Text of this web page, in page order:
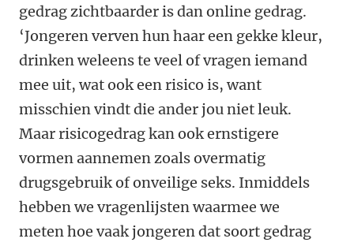
gedrag zichtbaarder is dan online gedrag.
‘Jongeren verven hun haar een gekke kleur,
drinken weleens te veel of vragen iemand
mee uit, wat ook een risico is, want
misschien vindt die ander jou niet leuk.
Maar risicogedrag kan ook ernstigere
vormen aannemen zoals overmatig
drugsgebruik of onveilige seks. Inmiddels
hebben we vragenlijsten waarmee we
meten hoe vaak jongeren dat soort gedrag